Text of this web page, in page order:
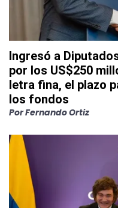
Ingresó a
por los US$250
letra fina, el plazo
los fondos
PorFernando Ortiz